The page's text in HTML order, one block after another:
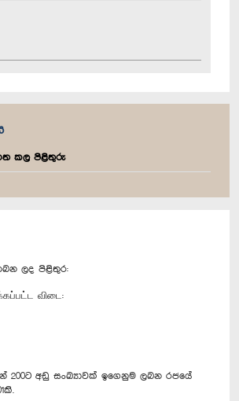
කල පිළිතුරු
ලද පිළිතුර:
விடை:
අඩු සංඛ්‍යාවක් ඉගෙනුම ලබන රජයේ